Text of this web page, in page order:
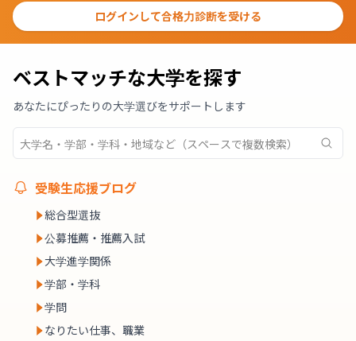
ログインして合格力診断を受ける
ベストマッチな大学を探す
あなたにぴったりの大学選びをサポートします
受験生応援ブログ
総合型選抜
公募推薦・推薦入試
大学進学関係
学部・学科
学問
なりたい仕事、職業